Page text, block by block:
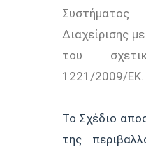
Συστήματος
Διαχείρισης
του
1221/2009/ΕΚ.
To Σχέδιο
της